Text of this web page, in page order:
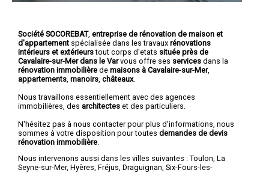
Société SOCOREBAT, entreprise de rénovation de maison et
d'appartement spécialisée dans les travaux rénovations
intérieurs et extérieurstout corps d'etats située près de
Cavalaire-sur-Mer dans le Varvous offre ses services dans la
rénovation immobilière de maisons à Cavalaire-sur-Mer,
appartements manoirs châteaux.
Nous travaillons essentiellement avec des agences
immobilières, des architectes et des particuliers.
N'hésitez pas à nous contacter pour plus d'informations, nous
sommes à votre disposition pour toutes demandes de devis
rénovation immobilière
Nous intervenons aussi dans les villes suivantes : Toulon, La
Seyne-sur-Mer, Hyères, Fréjus, Draguignan, Six-Fours-les-